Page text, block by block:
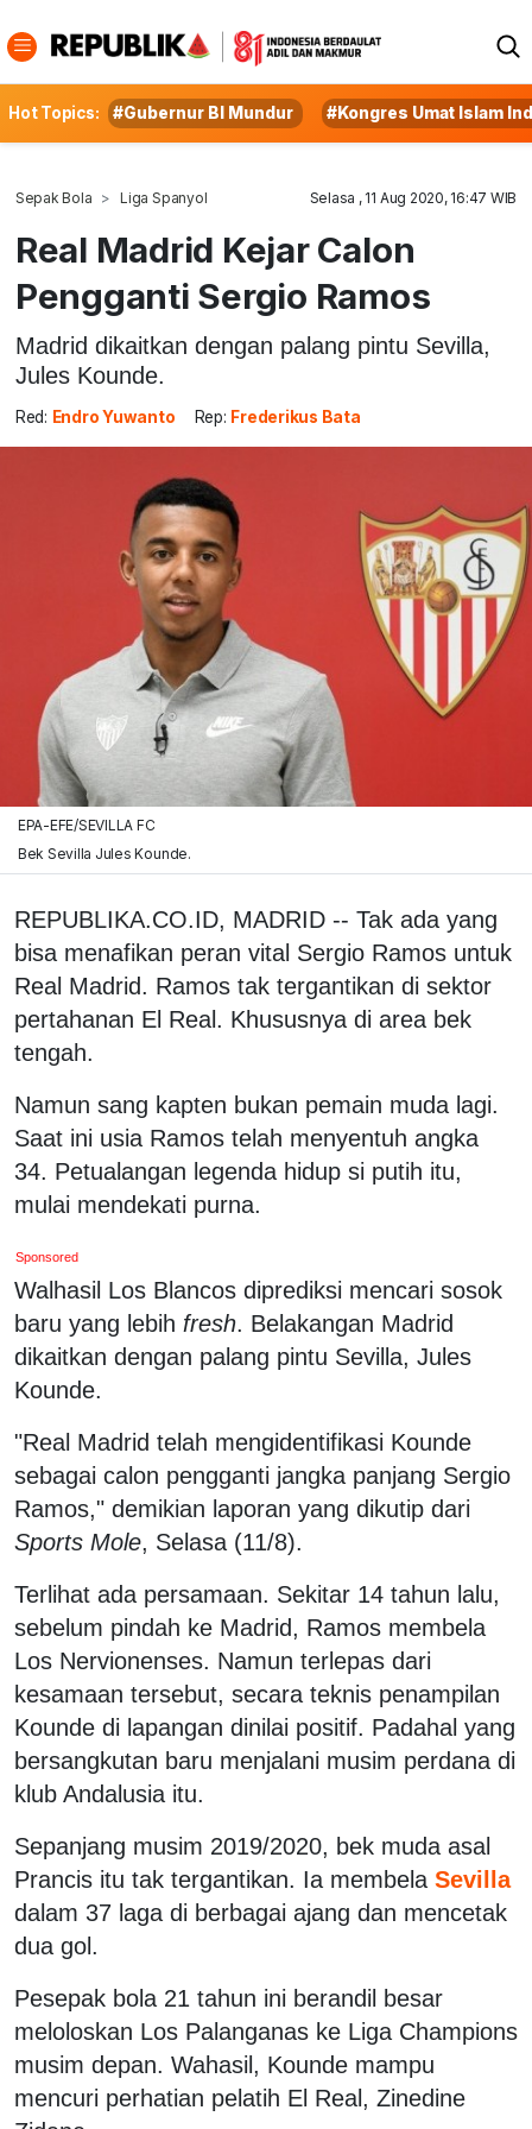
Hot Topics: #Gubernur BI Mundur #Kongres Umat Islam
Sepak Bola Liga Spanyol Selasa , 11 Aug 2020, 16:47 WIB
Real Madrid Kejar Calon
Pengganti Sergio Ramos
Madrid dikaitkan dengan palang pintu Sevilla,
Jules Kounde.
Red: Endro Yuwanto Rep: Frederikus Bata
EPA-EFE/SEVILLA FC
Bek Sevilla Jules Kounde.
REPUBLIKA.CO.ID, MADRID -- Tak ada yang
bisa menafikan peran vital Sergio Ramos untuk
Real Madrid. Ramos tak tergantikan di sektor
pertahanan El Real. Khususnya di area bek
tengah.
Namun sang kapten bukan pemain muda lagi.
Saat ini usia Ramos telah menyentuh angka
34. Petualangan legenda hidup si putih itu,
mulai mendekati purna.
Sponsored
Walhasil Los Blancos diprediksi mencari sosok
baru yang lebih fresh. Belakangan Madrid
dikaitkan dengan palang pintu Sevilla, Jules
Kounde.
"Real Madrid telah mengidentifikasi Kounde
sebagai calon pengganti jangka panjang Sergio
Ramos," demikian laporan yang dikutip dari
Sports Mole, Selasa (11/8).
Terlihat ada persamaan. Sekitar 14 tahun lalu,
sebelum pindah ke Madrid, Ramos membela
Los Nervionenses. Namun terlepas dari
kesamaan tersebut, secara teknis penampilan
Kounde di lapangan dinilai positif. Padahal yang
bersangkutan baru menjalani musim perdana di
klub Andalusia itu.
Sepanjang musim 2019/2020, bek muda asal
Prancis itu tak tergantikan. Ia membela Sevilla
dalam 37 laga di berbagai ajang dan mencetak
dua gol.
Pesepak bola 21 tahun ini berandil besar
meloloskan Los Palanganas ke Liga Champions
musim depan. Wahasil, Kounde mampu
mencuri perhatian pelatih El Real, Zinedine